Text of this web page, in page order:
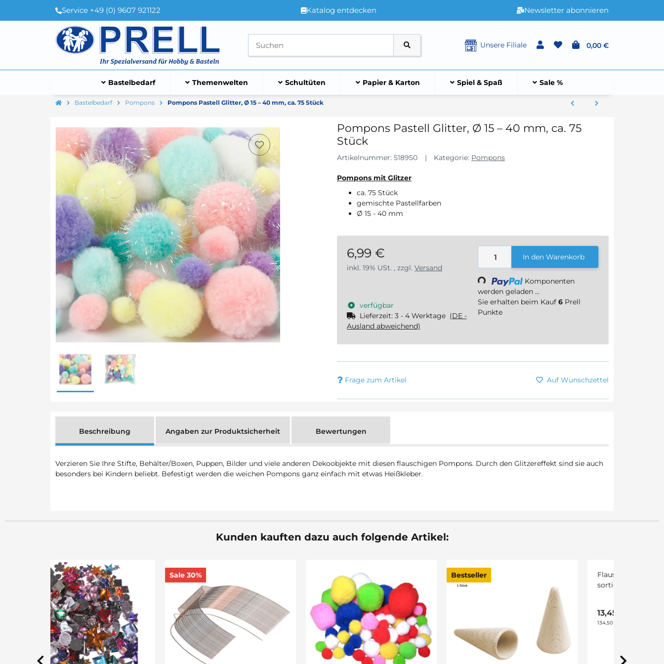
Service +49 (0) 9607 921122 Katalog entdecken Newsletter abonnieren
Unsere Filiale 0,00 €
Bastelbedarf Themenwelten Schultüten Papier & Karton Spiel & Spaß Sale %
Bastelbedarf Pompons Pompons Pastell Glitter, Ø 15 – 40 mm, ca. 75 Stück
Pompons Pastell Glitter, Ø 15 – 40 mm, ca. 75
Stück
Artikelnummer: 518950 Kategorie: Pompons
Pompons mit Glitzer
ca. 75 Stück
gemischte Pastellfarben
Ø 15 - 40 mm
6,99 €
inkl. 19% USt. , zzgl. Versand
verfügbar
Lieferzeit: 3 - 4 Werktage (DE -
Ausland abweichend)
In den Warenkorb
Loading...
Komponenten
werden geladen ...
Sie erhalten beim Kauf 6 Prell
Punkte
Frage zum Artikel Auf Wunschzettel
Beschreibung Angaben zur Produktsicherheit Bewertungen
Verzieren Sie Ihre Stifte, Behälter/Boxen, Puppen, Bilder und viele anderen Dekoobjekte mit diesen flauschigen Pompons. Durch den Glitzereffekt sind sie auch
besonders bei Kindern beliebt. Befestigt werden die weichen Pompons ganz einfach mit etwas Heißkleber.
Kunden kauften dazu auch folgende Artikel:
Sale 30% Bestseller